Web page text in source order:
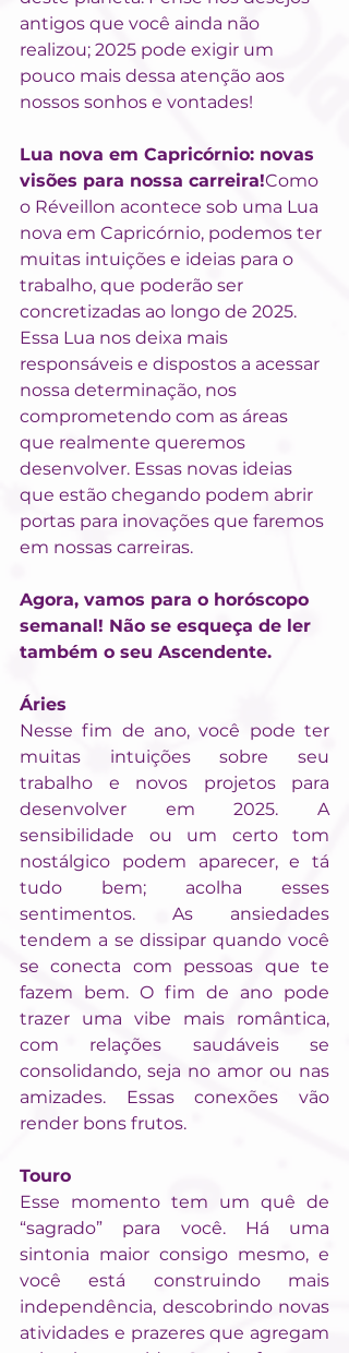
antigos que você ainda não
realizou; 2025 pode exigir um
pouco mais dessa atenção aos
nossos sonhos e vontades!
Lua nova em Capricórnio: novas
visões para nossa carreira!Como
o Réveillon acontece sob uma Lua
nova em Capricórnio, podemos ter
muitas intuições e ideias para o
trabalho, que poderão ser
concretizadas ao longo de 2025.
Essa Lua nos deixa mais
responsáveis e dispostos a acessar
nossa determinação, nos
comprometendo com as áreas
que realmente queremos
desenvolver. Essas novas ideias
que estão chegando podem abrir
portas para inovações que faremos
em nossas carreiras.
Agora, vamos para o horóscopo
semanal! Não se esqueça de ler
também o seu Ascendente.
Áries
Nesse fim de ano, você pode ter
muitas intuições sobre seu
trabalho e novos projetos para
desenvolver em 2025. A
sensibilidade ou um certo tom
nostálgico podem aparecer, e tá
tudo bem; acolha esses
sentimentos. As ansiedades
tendem a se dissipar quando você
se conecta com pessoas que te
fazem bem. O fim de ano pode
trazer uma vibe mais romântica,
com relações saudáveis se
consolidando, seja no amor ou nas
amizades. Essas conexões vão
render bons frutos.
Touro
Esse momento tem um quê de
“sagrado” para você. Há uma
sintonia maior consigo mesmo, e
você está construindo mais
independência, descobrindo novas
atividades e prazeres que agregam